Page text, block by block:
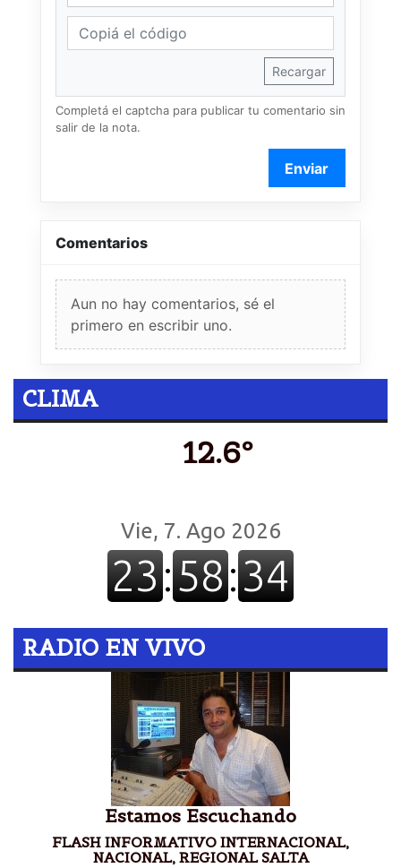
Recargar
Completá el captcha para publicar tu comentario sin
salir de la nota.
Enviar
Comentarios
Aun no hay comentarios, sé el
primero en escribir uno.
CLIMA
12.6º
RADIO EN VIVO
Estamos Escuchando
FLASH INFORMATIVO INTERNACIONAL,
NACIONAL, REGIONAL SALTA